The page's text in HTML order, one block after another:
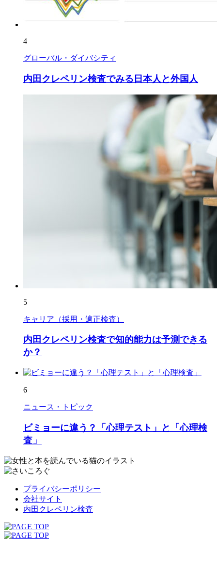
4
グローバル・ダイバシティ
内田クレペリン検査でみる日本人と外国人
5
キャリア（採用・適正検査）
内田クレペリン検査で知的能力は予測できる
か？
6
ニュース・トピック
ビミョーに違う？「心理テスト」と「心理検
査」
プライバシーポリシー
会社サイト
内田クレペリン検査